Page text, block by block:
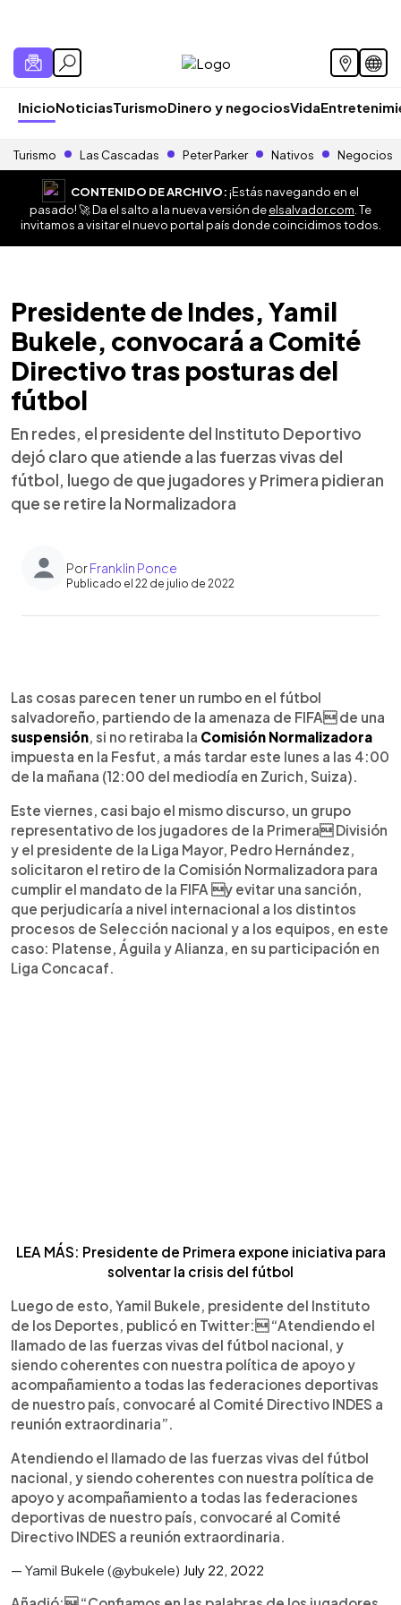
InicioNoticiasTurismoDinero y negociosVida
Turismo Las Cascadas Peter Parker Nativos Negocios
CONTENIDO DE ARCHIVO:¡Estás navegando en el
pasado! 🚀 Da el salto a la nueva versión deelsalvador.com . Te
invitamos a visitar el nuevo portal país donde coincidimos todos.
Presidente de Indes, Yamil
Bukele, convocará a Comité
Directivo tras posturas del
fútbol
En redes, el presidente del Instituto Deportivo
dejó claro que atiende a las fuerzas vivas del
fútbol, luego de que jugadores y Primera pidieran
que se retire la Normalizadora
PorFranklin Ponce
Publicado el 22 de julio de 2022
Escuchar artículo
Las cosas parecen tener un rumbo en el fútbol
salvadoreño, partiendo de la amenaza de FIFA de una
suspensión, si no retiraba la Comisión Normalizadora
impuesta en la Fesfut, a más tardar este lunes a las 4:00
de la mañana (12:00 del mediodía en Zurich, Suiza).
Este viernes, casi bajo el mismo discurso, un grupo
representativo de los jugadores de la Primera División
y el presidente de la Liga Mayor, Pedro Hernández,
solicitaron el retiro de la Comisión Normalizadora para
cumplir el mandato de la FIFA y evitar una sanción,
que perjudicaría a nivel internacional a los distintos
procesos de Selección nacional y a los equipos, en este
caso: Platense, Águila y Alianza, en su participación en
Liga Concacaf.
LEA MÁS: Presidente de Primera expone iniciativa para
solventar la crisis del fútbol
Luego de esto, Yamil Bukele, presidente del Instituto
de los Deportes, publicó en Twitter: “Atendiendo el
llamado de las fuerzas vivas del fútbol nacional, y
siendo coherentes con nuestra política de apoyo y
acompañamiento a todas las federaciones deportivas
de nuestro país, convocaré al Comité Directivo INDES a
reunión extraordinaria”.
Atendiendo el llamado de las fuerzas vivas del fútbol
nacional, y siendo coherentes con nuestra política de
apoyo y acompañamiento a todas las federaciones
deportivas de nuestro país, convocaré al Comité
Directivo INDES a reunión extraordinaria.
— Yamil Bukele (@ybukele) July 22, 2022